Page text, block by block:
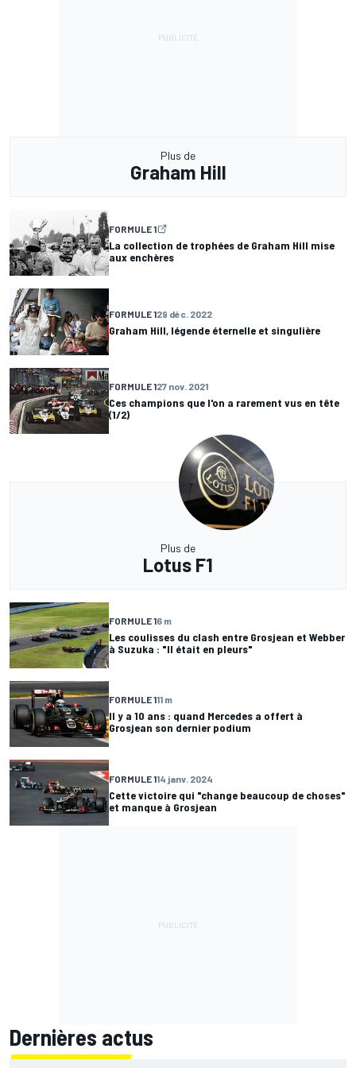
Plus de
Graham Hill
FORMULE 1
La collection de trophées de Graham Hill mise
aux enchères
FORMULE 129 déc. 2022
Graham Hill, légende éternelle et singulière
FORMULE 127 nov. 2021
Ces champions que l'on a rarement vus en tête
(1/2)
Plus de
Lotus F1
FORMULE 16 m
Les coulisses du clash entre Grosjean et Webber
à Suzuka : "Il était en pleurs"
FORMULE 111 m
Il y a 10 ans : quand Mercedes a offert à
Grosjean son dernier podium
FORMULE 114 janv. 2024
Cette victoire qui "change beaucoup de choses"
et manque à Grosjean
Dernières actus